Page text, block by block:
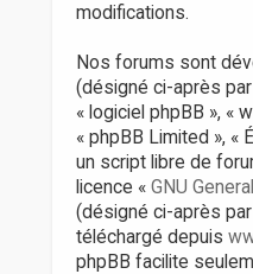
modifications.
Nos forums sont
(désigné ci-après par
« logiciel phpBB », «
« phpBB Limited », «
un script libre de
licence « GNU
(désigné ci-après
téléchargé depuis
phpBB facilite